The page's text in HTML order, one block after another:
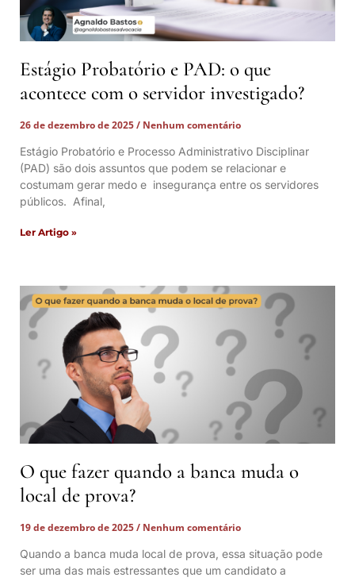
Estágio Probatório e PAD: o que
acontece com o servidor investigado?
26 de dezembro de 2025
Nenhum comentário
Estágio Probatório e Processo Administrativo Disciplinar
(PAD) são dois assuntos que podem se relacionar e
costumam gerar medo e insegurança entre os servidores
públicos. Afinal,
Ler Artigo »
O que fazer quando a banca muda o
local de prova?
19 de dezembro de 2025
Nenhum comentário
Quando a banca muda local de prova, essa situação pode
ser uma das mais estressantes que um candidato a